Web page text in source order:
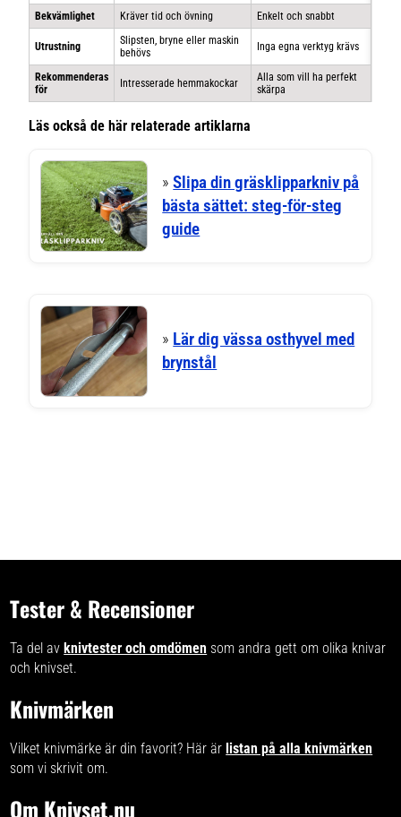
Bekvämlighet Kräver tid och övning Enkelt och snabbt
Utrustning
Slipsten, bryne eller maskin
behövs
Inga egna verktyg krävs
Rekommenderas
för
Intresserade hemmakockar
Alla som vill ha perfekt
skärpa
Läs också de här relaterade artiklarna
»Slipa din gräsklipparkniv på
bästa sättet: steg-för-steg
guide
» Lär dig vässa osthyvel med
brynstål
Tester & Recensioner
Ta del avknivtester och omdömen som andra gett om olika knivar
och knivset.
Knivmärken
Vilket knivmärke är din favorit? Här ärlistan på alla knivmärken
som vi skrivit om.
Om Knivset.nu